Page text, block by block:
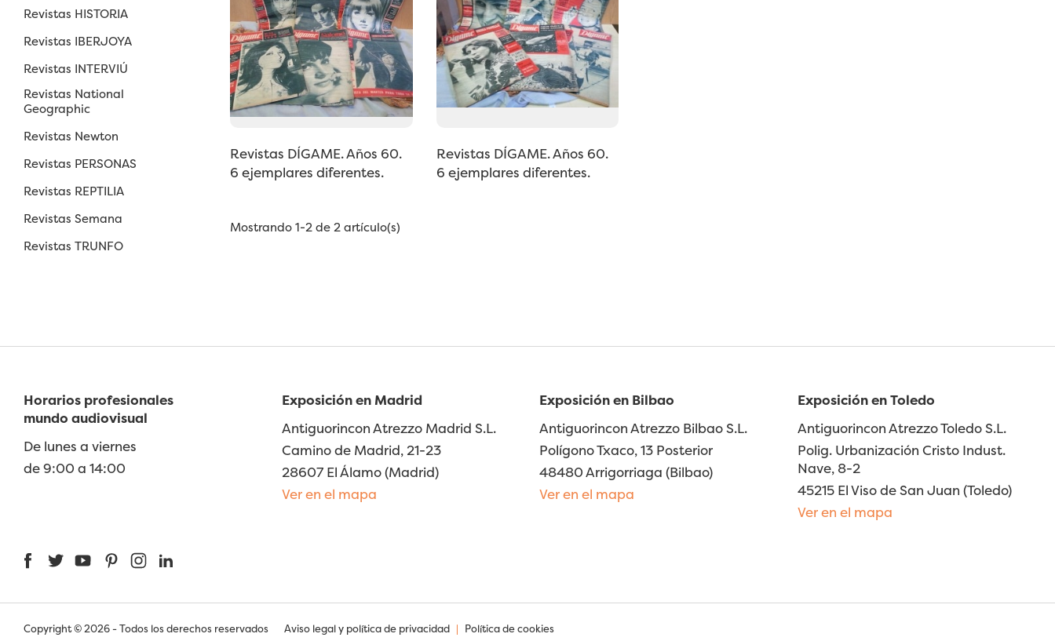
Revistas HISTORIA
Revistas IBERJOYA
Revistas INTERVIÚ
Revistas National
Geographic
Revistas Newton
Revistas PERSONAS
Revistas REPTILIA
Revistas Semana
Revistas TRUNFO
Revistas DÍGAME. Años 60.
6 ejemplares diferentes.
Revistas DÍGAME. Años 60.
6 ejemplares diferentes.
Mostrando 1-2 de 2 artículo(s)
Horarios profesionales
mundo audiovisual
De lunes a viernes
de 9:00 a 14:00
Exposición en Madrid
Antiguorincon Atrezzo Madrid S.L.
Camino de Madrid, 21-23
28607 El Álamo (Madrid)
Ver en el mapa
Exposición en Bilbao
Antiguorincon Atrezzo Bilbao S.L.
Polígono Txaco, 13 Posterior
48480 Arrigorriaga (Bilbao)
Ver en el mapa
Exposición en Toledo
Antiguorincon Atrezzo Toledo S.L.
Polig. Urbanización Cristo Indust.
Nave, 8-2
45215 El Viso de San Juan (Toledo)
Ver en el mapa
FacebookTwitterYouTubePinterestInstagram
Copyright © 2026 - Todos los derechos reservados Aviso legal y política de privacidad | Política de cookies